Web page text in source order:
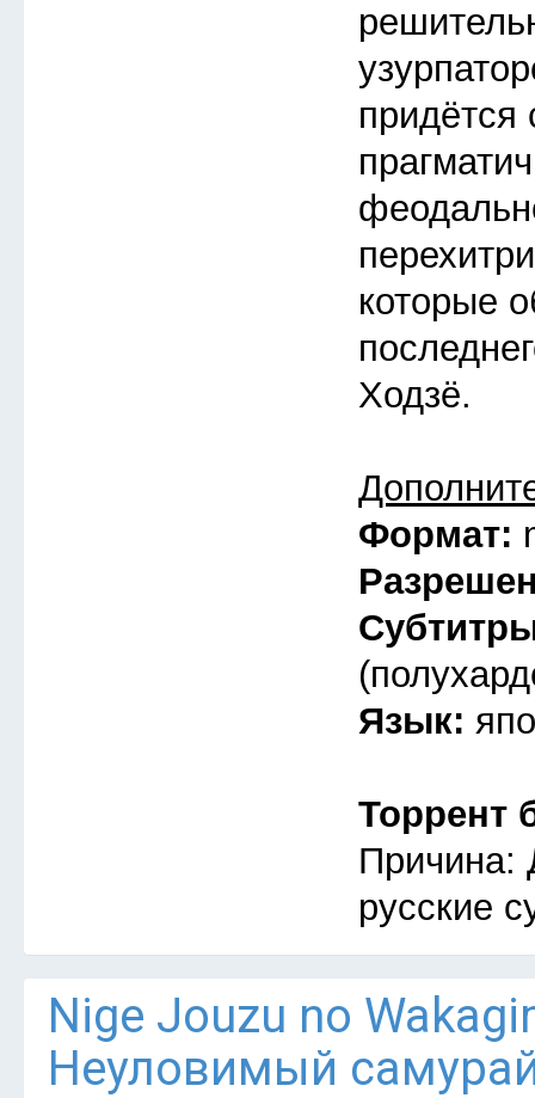
придётся
которые
Ходзё.
Формат:
Язык:
Торрент
Причина:
русские
Nige Jouzu no
Неуловимый